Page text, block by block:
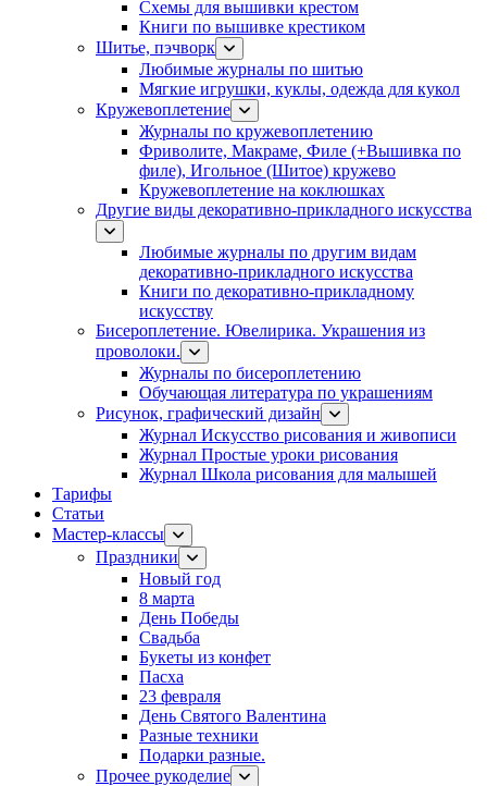
Схемы для вышивки крестом
Книги по вышивке крестиком
Шитье, пэчворк
Любимые журналы по шитью
Мягкие игрушки, куклы, одежда для кукол
Кружевоплетение
Журналы по кружевоплетению
Фриволите, Макраме, Филе (+Вышивка по
филе), Игольное (Шитое) кружево
Кружевоплетение на коклюшках
Другие виды декоративно-прикладного искусства
Любимые журналы по другим видам
декоративно-прикладного искусства
Книги по декоративно-прикладному
искусству
Бисероплетение. Ювелирика. Украшения из
проволоки.
Журналы по бисероплетению
Обучающая литература по украшениям
Рисунок, графический дизайн
Журнал Искусство рисования и живописи
Журнал Простые уроки рисования
Журнал Школа рисования для малышей
Тарифы
Статьи
Мастер-классы
Праздники
Новый год
8 марта
День Победы
Свадьба
Букеты из конфет
Пасха
23 февраля
День Святого Валентина
Разные техники
Подарки разные.
Прочее рукоделие